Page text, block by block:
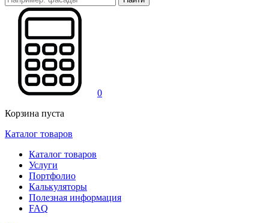
0
Корзина пуста
Каталог товаров
Каталог товаров
Услуги
Портфолио
Калькуляторы
Полезная информация
FAQ